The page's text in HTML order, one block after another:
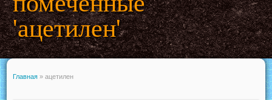
'ацетилен'
Главная » ацетилен